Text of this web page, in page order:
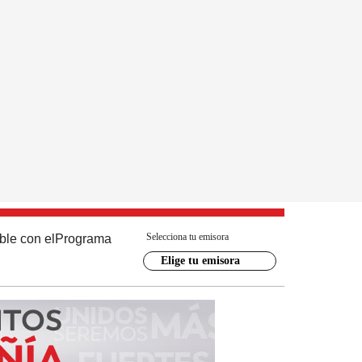
con el Programa Selecciona tu emisora
Elige tu emisora